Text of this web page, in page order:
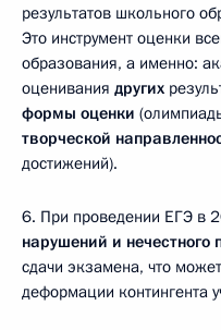
результатов школьного
Это инструмент оценки
образования, а именно:
оценивания других
формы оценки
творческой
достижений).
6. При проведении ЕГЭ в
нарушений и нечестного
сдачи экзамена, что
деформации контингента